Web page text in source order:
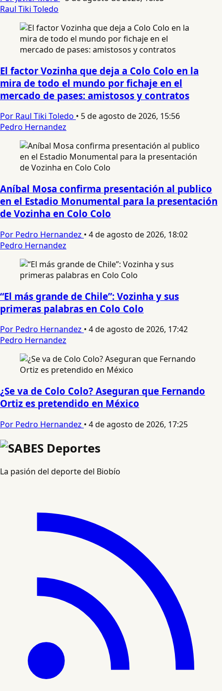
Raul Tiki Toledo
El factor Vozinha que deja a Colo Colo en la
mira de todo el mundo por fichaje en el
mercado de pases: amistosos y contratos
Por Raul Tiki Toledo • 5 de agosto de 2026, 15:56
Pedro Hernandez
Aníbal Mosa confirma presentación al publico
en el Estadio Monumental para la presentación
de Vozinha en Colo Colo
Por Pedro Hernandez • 4 de agosto de 2026, 18:02
Pedro Hernandez
“El más grande de Chile”: Vozinha y sus
primeras palabras en Colo Colo
Por Pedro Hernandez • 4 de agosto de 2026, 17:42
Pedro Hernandez
¿Se va de Colo Colo? Aseguran que Fernando
Ortiz es pretendido en México
Por Pedro Hernandez • 4 de agosto de 2026, 17:25
La pasión del deporte del Biobío